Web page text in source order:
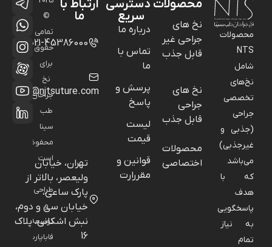
محصولات
NTS
شامل
نخ‌های
تخصصی
جراحی
(جذبی و
غیرجذبی)
می‌باشد
که با
هدف
پاسخگویی
به نیاز
تمام
محصولات
نخ های
جراحی غیر
قابل جذب
نخ های
جراحی
قابل جذب
محصولات
اختصاصی
دسترسی
سریع
درباره ما
تماس با
ما
پرسش و
پاسخ
لیست
قیمت
قوانین و
مقررارت
ارتباط با
ما
021-45386000
info@njtsuture.com
تهران، خیابان
ولیعصر، بالاتر از
پارک ساعی،
خیابان سی و دوم،
نبش اشکانی، پلاک
16
©
تمامی
حقوق
برای
نخ
جراحان
طب
سینا
محفوظ
است
-
طراحی
و
توسعه:
فاباپارس